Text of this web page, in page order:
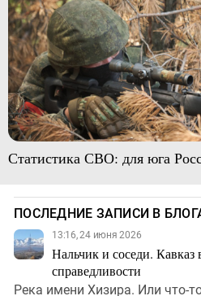
Статистика СВО: для юга
ПОСЛЕДНИЕ ЗАПИСИ В
13:16, 24 июня 2026
Нальчик и соседи. Кавказ
справедливости
Река имени Хизира. Или что-